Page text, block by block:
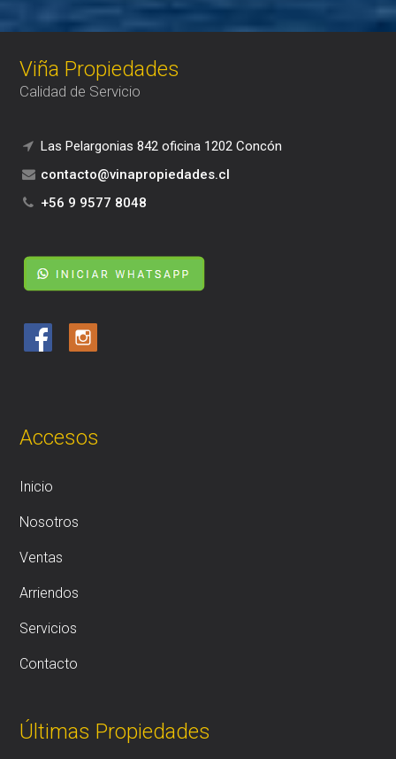
Viña Propiedades
Calidad de Servicio
Las Pelargonias 842 oficina 1202 Concón
contacto@vinapropiedades.cl
+56 9 9577 8048
Accesos
Inicio
Nosotros
Ventas
Arriendos
Servicios
Contacto
Últimas Propiedades